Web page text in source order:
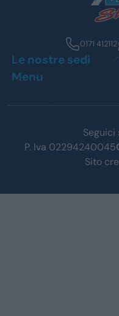
0171 412112
Le nostre sedi
Menu
Seguici
P. Iva 02294240045
Sito